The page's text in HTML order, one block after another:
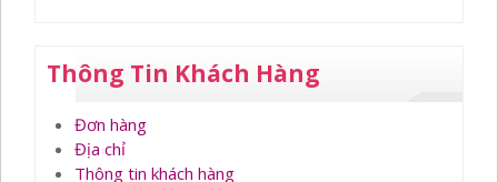
Thông Tin Khách Hàng
Đơn hàng
Địa chỉ
Thông tin khách hàng